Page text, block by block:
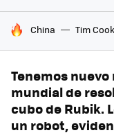
HOY SE HABLA DE
China Tim Cook
Tenemos
mundial de
cubo de Rubik.
un robot,